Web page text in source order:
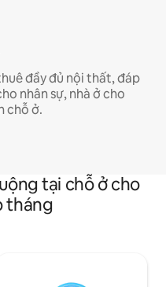
đầy đủ nội thất, đáp
nhân sự, nhà ở cho
chỗ ở.
tại chỗ ở cho
tháng